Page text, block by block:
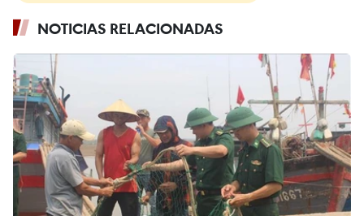
NOTICIAS RELACIONADAS